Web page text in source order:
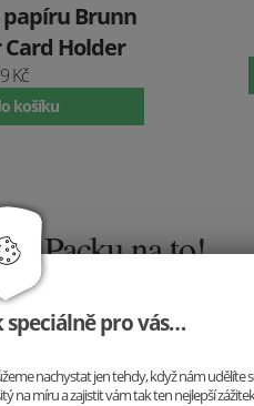
Brunn
Holder
Kč
košíku
Packu na to!
Pro všechny milovníky psů
Najděte mezi nimi svého
pouto mezi vámi a vaším
speciálně pro vás…
nachystat jen tehdy, když nám udělíte
na míru a zajistit vám tak ten nejlepší